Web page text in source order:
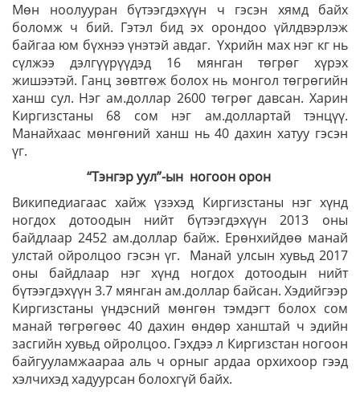
Мөн ноолууран бүтээгдэхүүн ч гэсэн хямд байх
боломж ч бий. Гэтэл бид эх орондоо үйлдвэрлэж
байгаа юм бүхнээ үнэтэй авдаг. Үхрийн мах нэг кг нь
сүлжээ дэлгүүрүүдэд 16 мянган төгрөг хүрэх
жишээтэй. Ганц зөвтгөж болох нь монгол төгрөгийн
ханш сул. Нэг ам.доллар 2600 төгрөг давсан. Харин
Киргизстаны 68 сом нэг ам.доллартай тэнцүү.
Манайхаас мөнгөний ханш нь 40 дахин хатуу гэсэн
үг.
“Тэнгэр уул”-ын ногоон орон
Википедиагаас хайж үзэхэд Киргизстаны нэг хүнд
ногдох дотоодын нийт бүтээгдэхүүн 2013 оны
байдлаар 2452 ам.доллар байж. Ерөнхийдөө манай
улстай ойролцоо гэсэн үг. Манай улсын хувьд 2017
оны байдлаар нэг хүнд ногдох дотоодын нийт
бүтээгдэхүүн 3.7 мянган ам.доллар байсан. Хэдийгээр
Киргизстаны үндэсний мөнгөн тэмдэгт болох сом
манай төгрөгөөс 40 дахин өндөр ханштай ч эдийн
засгийн хувьд ойролцоо. Гэхдээ л Киргизстан ногоон
байгууламжаараа аль ч орныг ардаа орхихоор гээд
хэлчихэд хадуурсан болохгүй байх.